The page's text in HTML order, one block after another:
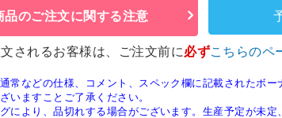
品のご注文に関する注意
されるお客様は、ご注文前に必ずこちらのペ
常などの仕様、コメント、スペック欄に記載されたボ
いますことご了承ください。
により、品切れする場合がございます。生産予定が未